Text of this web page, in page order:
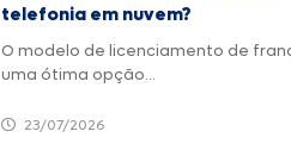
telefonia em nuvem?
O modelo de licenciamento de
uma ótima opção...
23/07/2026